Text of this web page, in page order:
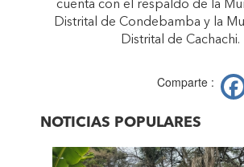
cuenta con el respaldo de la
Distrital de Condebamba y la
Distrital de Cachachi.
Comparte :
NOTICIAS POPULARES